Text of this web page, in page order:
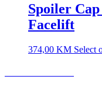
Spoiler
Facelift
374,00 KM Select